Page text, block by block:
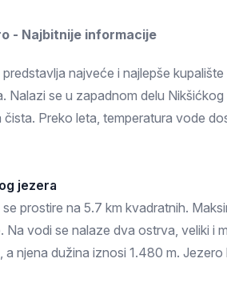
Ruma
Sremski Karlovci
Zlatar
- Najbitnije informacije
najveće i najlepše
Nalazi se u zapadnom delu
čista. Preko leta, temperatura vode
jezera
prostire na 5.7 km kvadratnih.
Na vodi se nalaze dva ostrva, veliki i
a njena dužina iznosi 1.480 m.